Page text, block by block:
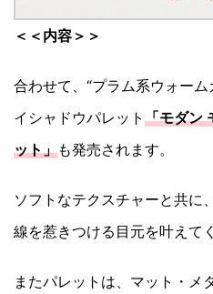
＜＜内容＞＞
合わせて、“プラム系ウォー
イシャドウパレット 「モダン
ット」も発売されます。
ソフトなテクスチャーと共に
線を惹きつける目元を叶えて
またパレットは、マット・メ